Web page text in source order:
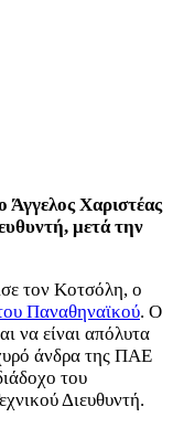
Άγγελος Χαριστέας
μετά την
τον Κοτσόλη, ο
Παναθηναϊκού. Ο
να είναι απόλυτα
άνδρα της ΠΑΕ
του
Διευθυντή.